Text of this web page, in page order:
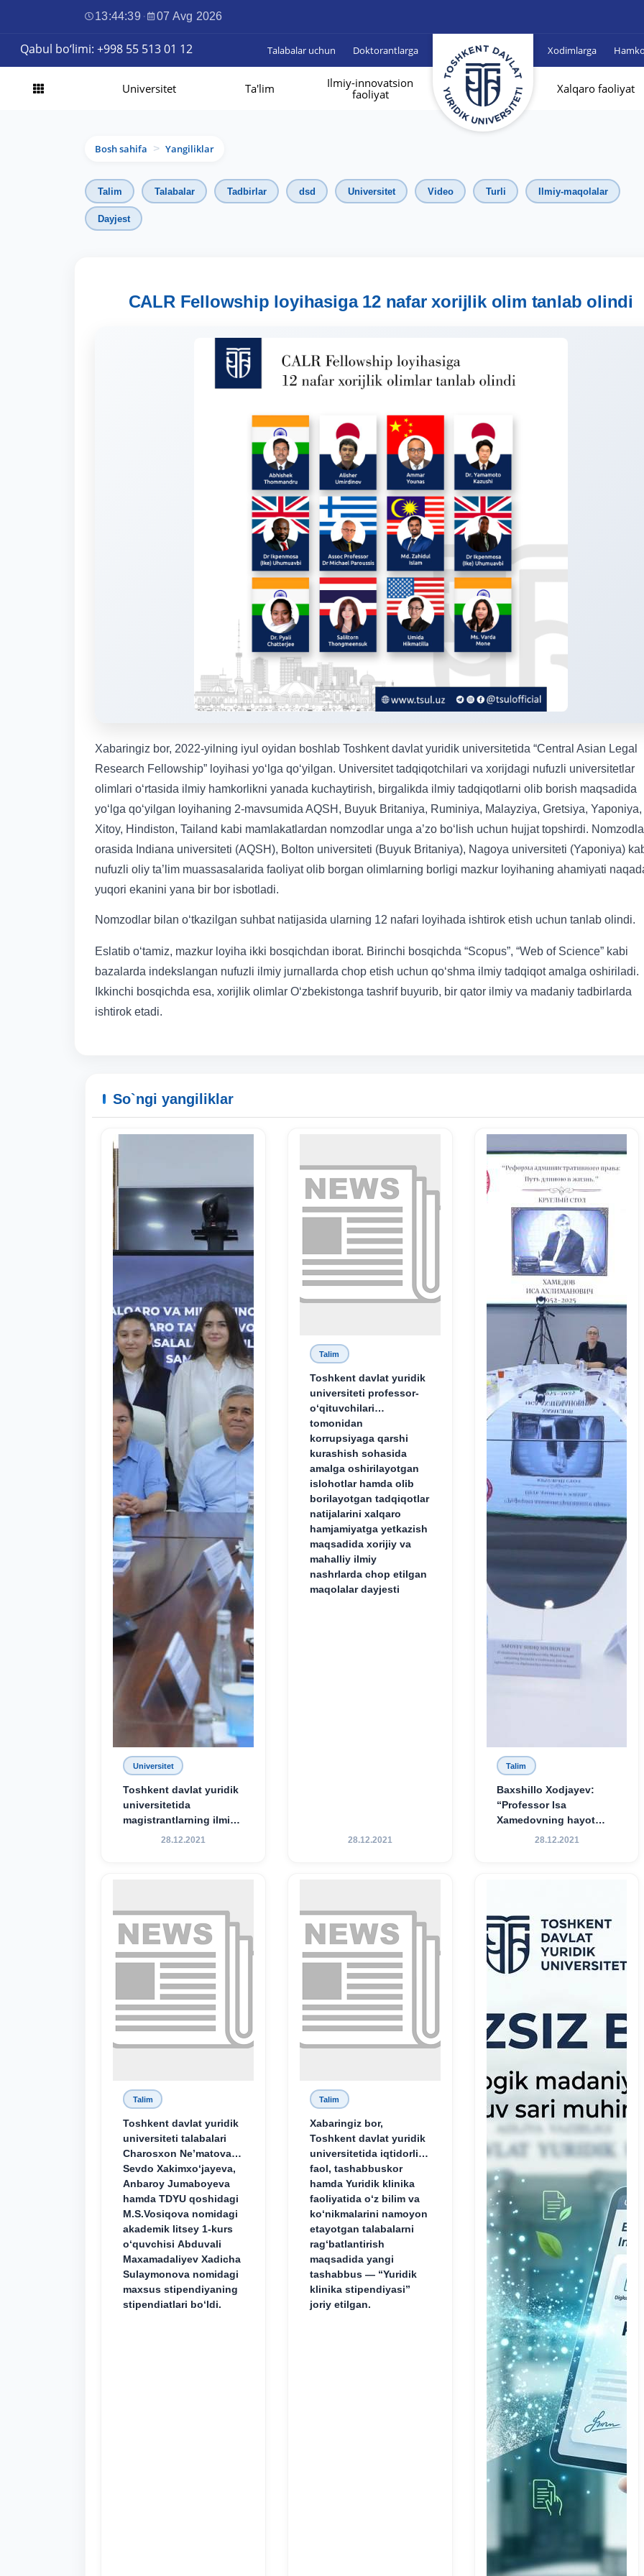
13:44:41 · 07 Avg 2026
Qabul bo‘limi: +998 55 513 01 12 Talabalar uchun Doktorantlarga Xodimlarga
Universitet Ta'lim
Ilmiy-innovatsion
faoliyat
Xalqaro faoliyat
Bosh sahifa > Yangiliklar
Talim Talabalar Tadbirlar dsd Universitet Video Turli Ilmiy-maqolalar
Dayjest
CALR Fellowship loyihasiga 12 nafar xorijlik olim tanlab olindi
Xabaringiz bor, 2022-yilning iyul oyidan boshlab Toshkent davlat yuridik universitetida “Central Asian Legal
Research Fellowship” loyihasi yoʻlga qoʻyilgan. Universitet tadqiqotchilari va xorijdagi nufuzli universitetlar
olimlari oʻrtasida ilmiy hamkorlikni yanada kuchaytirish, birgalikda ilmiy tadqiqotlarni olib borish maqsadida
yo‘lga qo‘yilgan loyihaning 2-mavsumida AQSH, Buyuk Britaniya, Ruminiya, Malayziya, Gretsiya, Yaponiya,
Xitoy, Hindiston, Tailand kabi mamlakatlardan nomzodlar unga a’zo bo‘lish uchun hujjat topshirdi.
orasida Indiana universiteti (AQSH), Bolton universiteti (Buyuk Britaniya), Nagoya universiteti (Yaponiya)
nufuzli oliy ta’lim muassasalarida faoliyat olib borgan olimlarning borligi mazkur loyihaning ahamiyati
yuqori ekanini yana bir bor isbotladi.
Nomzodlar bilan oʻtkazilgan suhbat natijasida ularning 12 nafari loyihada ishtirok etish uchun tanlab olindi.
Eslatib oʻtamiz, mazkur loyiha ikki bosqichdan iborat. Birinchi bosqichda “Scopus”, “Web of Science” kabi
bazalarda indekslangan nufuzli ilmiy jurnallarda chop etish uchun qoʻshma ilmiy tadqiqot amalga oshiriladi.
Ikkinchi bosqichda esa, xorijlik olimlar Oʻzbekistonga tashrif buyurib, bir qator ilmiy va madaniy tadbirlarda
ishtirok etadi.
So`ngi yangiliklar
Universitet
Toshkent davlat yuridik
universitetida
magistrantlarning ilmiy-
amaliy konferensiyasi
28.12.2021
Talim
Toshkent davlat yuridik
universiteti professor-
o‘qituvchilari
tomonidan
korrupsiyaga qarshi
kurashish sohasida
amalga oshirilayotgan
islohotlar hamda olib
borilayotgan tadqiqotlar
natijalarini xalqaro
hamjamiyatga yetkazish
maqsadida xorijiy va
mahalliy ilmiy
nashrlarda chop etilgan
maqolalar dayjesti
28.12.2021
Talim
Baxshillo Xodjayev:
“Professor Isa
Xamedovning hayot
yo‘li — ilm-fanga,
28.12.2021
Talim
Toshkent davlat yuridik
universiteti talabalari
Charosxon Ne’matova,
Sevdo Xakimxo‘jayeva,
Anbaroy Jumaboyeva
hamda TDYU qoshidagi
M.S.Vosiqova nomidagi
akademik litsey 1-kurs
o‘quvchisi Abduvali
Maxamadaliyev Xadicha
Sulaymonova nomidagi
maxsus stipendiyaning
stipendiatlari bo‘ldi.
Talim
Xabaringiz bor,
Toshkent davlat yuridik
universitetida iqtidorli,
faol, tashabbuskor
hamda Yuridik klinika
faoliyatida o‘z bilim va
ko‘nikmalarini namoyon
etayotgan talabalarni
rag‘batlantirish
maqsadida yangi
tashabbus — “Yuridik
klinika stipendiyasi”
joriy etilgan.